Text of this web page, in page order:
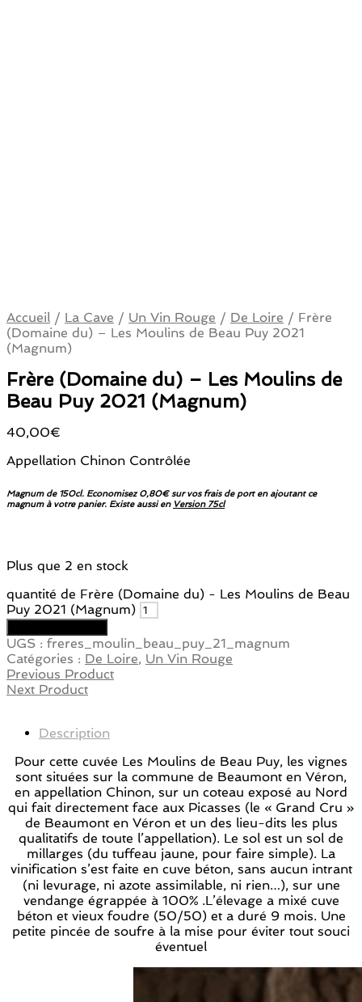
Accueil / La Cave / Un Vin Rouge / De Loire / Frère
(Domaine du) – Les Moulins de Beau Puy 2021
(Magnum)
Frère (Domaine du) – Les Moulins de
Beau Puy 2021 (Magnum)
40,00€
Appellation Chinon Contrôlée
Magnum de 150cl. Economisez 0,80€ sur vos frais de port en ajoutant ce
magnum à votre panier. Existe aussi en Version 75cl
Plus que 2 en stock
quantité de Frère (Domaine du) - Les Moulins de Beau
Puy 2021 (Magnum)
UGS : freres_moulin_beau_puy_21_magnum
Catégories : De Loire, Un Vin Rouge
Previous Product
Next Product
Description
Pour cette cuvée Les Moulins de Beau Puy, les vignes
sont situées sur la commune de Beaumont en Véron,
en appellation Chinon, sur un coteau exposé au Nord
qui fait directement face aux Picasses (le « Grand Cru »
de Beaumont en Véron et un des lieu-dits les plus
qualitatifs de toute l’appellation). Le sol est un sol de
millarges (du tuffeau jaune, pour faire simple). La
vinification s’est faite en cuve béton, sans aucun intrant
(ni levurage, ni azote assimilable, ni rien…), sur une
vendange égrappée à 100% .L’élevage a mixé cuve
béton et vieux foudre (50/50) et a duré 9 mois. Une
petite pincée de soufre à la mise pour éviter tout souci
éventuel